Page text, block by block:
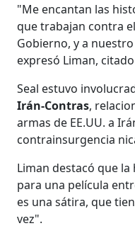
"Me encantan las
que trabajan contra
Gobierno, y a
expresó Liman,
Seal estuvo
Irán-Contras,
armas de EE.UU. a
contrainsurgencia
Liman destacó que
para una película
es una sátira, que
vez".